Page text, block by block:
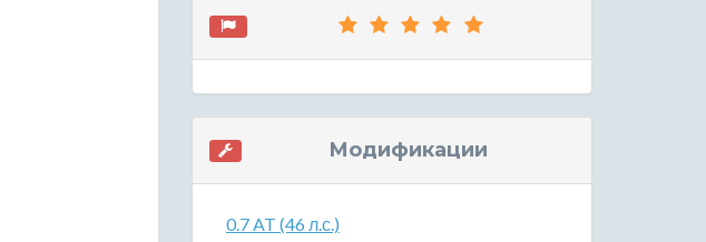
Модификации
0.7 AT (46 л.с.)